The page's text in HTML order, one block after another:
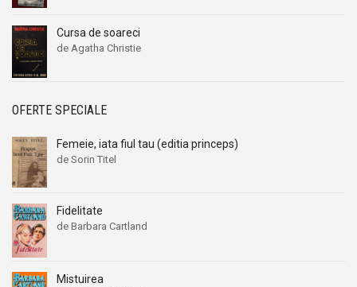
Cursa de soareci
de Agatha Christie
OFERTE SPECIALE
Femeie, iata fiul tau (editia princeps)
de Sorin Titel
Fidelitate
de Barbara Cartland
Mistuirea